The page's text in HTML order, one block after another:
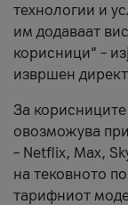
технологии и
им додаваат
корисници“ –
извршен
За
овозможува
– Netflix, Max,
на тековното
тарифниот